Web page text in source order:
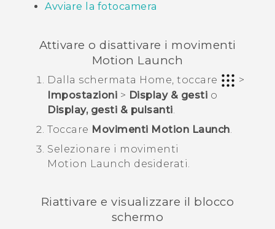
Avviare la fotocamera
Attivare o disattivare i movimenti
Motion Launch
Dalla schermata Home, toccare
>
Impostazioni > Display & gesti o
Display, gesti & pulsanti.
Toccare Movimenti Motion Launch.
Selezionare i movimenti
Motion Launch desiderati.
Riattivare e visualizzare il blocco
schermo